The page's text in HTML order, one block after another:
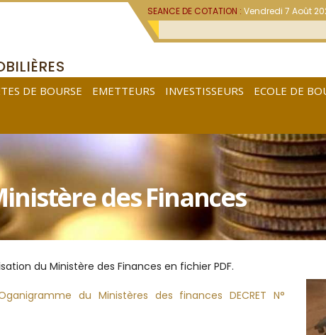
SEANCE DE COTATION :Vendredi 7 Août
DE BOURSE EMETTEURS INVESTISSEURS ECOLE DE
des Finances
du Ministère des Finances en fichier PDF.
du Ministères des finances DECRET N°